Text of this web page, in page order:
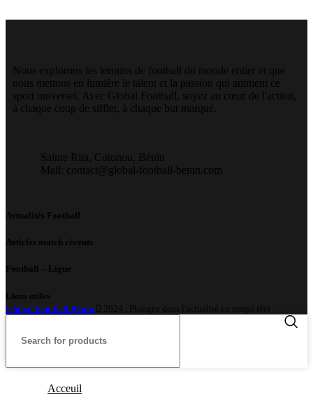
Nous explorons les terrains de football du monde entier et que
nous mettons en lumière le talent et la passion qui animent ce
sport universel. Avec Global Football, soyez au cœur de l'action,
à chaque coup de sifflet, à chaque but marqué.
Sainte Rita, Cotonou, Bénin
Mail: contact@global-football-benin.com
Actualités Football
Articles match récents
Football – Ligue
Liens utiles
Global Football Bénin
2024 . Plongez dans l'actualité en temps réel
Acceuil